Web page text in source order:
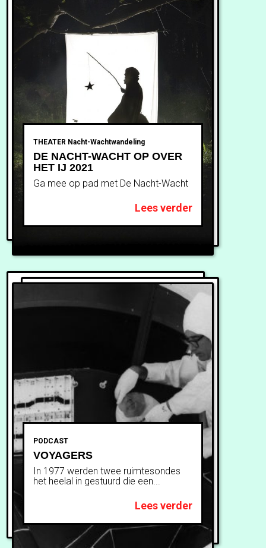
THEATER Nacht-Wachtwandeling
DE NACHT-WACHT OP OVER
HET IJ 2021
Ga mee op pad met De Nacht-Wacht
Lees verder
PODCAST
VOYAGERS
In 1977 werden twee ruimtesondes
het heelal in gestuurd die een...
Lees verder